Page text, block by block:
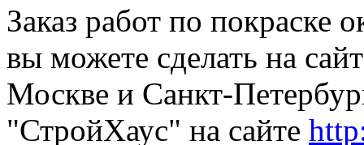
Заказ работ по покраске
вы можете сделать на
Москве и Санкт-
"СтройХаус" на сайте